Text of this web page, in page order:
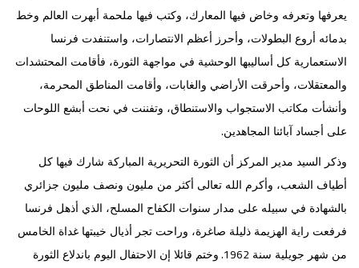
يعرفها وتعرفه وخاض فيها المعارك، وكتب فيها ملحمة أبهرت العالم وخط
بدمائه أروع البطولات، وأحرز أعظم الانتصارات، واستنفدت فرنسا
الاستعمارية كل أساليبها الوحشية في مواجهة الثورة، فأقامت المحتشدات
والمعتقلات، وأحرقت الأراضي والغابات، وأقامت المناطق المحرمة،
وأنشأت مكاتب الاستجواب والاستنطاق، وتفننت في نحت أبشع اللوحات
على أجساد آبائنا المجاهدين.
وذكر السيد مدير المركز أن الثورة التحريرية المباركة شارك فيها كل
أطياف الشعب، وأكرم الله تعالى أكثر من مليون ونصف مليون جزائري
بالشهادة في سبيله على مدار سنوات الكفاح المسلح، الذي أذهل فرنسا
فرفعت راية الهزيمة ذليلة صاغرة، وراحت تجر أذيال خيبتها غداة الخامس
من شهر جويلية سنة 1962. وختم قائلا إن الاحتفال اليوم باندلاع الثورة